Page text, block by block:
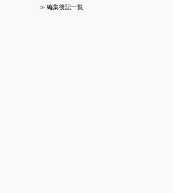
≫ 編集後記一覧